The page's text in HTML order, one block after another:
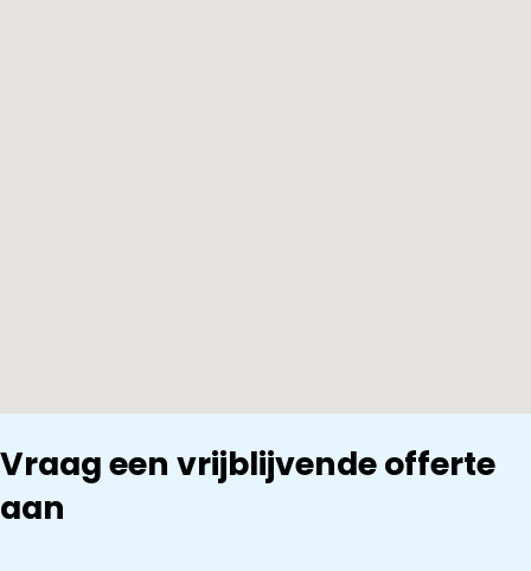
Vraag een vrijblijvende offerte
aan